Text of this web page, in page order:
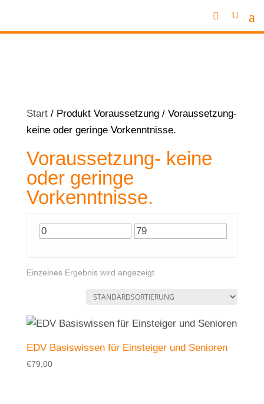
Start/ Produkt Voraussetzung / Voraussetzung-
keine oder geringe Vorkenntnisse.
Voraussetzung- keine
oder geringe
Vorkenntnisse.
Einzelnes Ergebnis wird angezeigt
EDV Basiswissen für Einsteiger und Senioren
€79,00